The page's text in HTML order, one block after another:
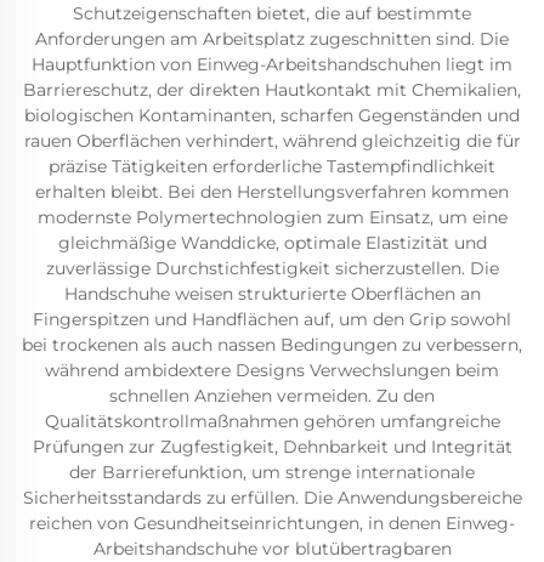
Schutzeigenschaften bietet, die auf bestimmte
Anforderungen am Arbeitsplatz zugeschnitten sind. Die
Hauptfunktion von Einweg-Arbeitshandschuhen liegt im
Barriereschutz, der direkten Hautkontakt mit Chemikalien,
biologischen Kontaminanten, scharfen Gegenständen und
rauen Oberflächen verhindert, während gleichzeitig die für
präzise Tätigkeiten erforderliche Tastempfindlichkeit
erhalten bleibt. Bei den Herstellungsverfahren kommen
modernste Polymertechnologien zum Einsatz, um eine
gleichmäßige Wanddicke, optimale Elastizität und
zuverlässige Durchstichfestigkeit sicherzustellen. Die
Handschuhe weisen strukturierte Oberflächen an
Fingerspitzen und Handflächen auf, um den Grip sowohl
bei trockenen als auch nassen Bedingungen zu verbessern,
während ambidextere Designs Verwechslungen beim
schnellen Anziehen vermeiden. Zu den
Qualitätskontrollmaßnahmen gehören umfangreiche
Prüfungen zur Zugfestigkeit, Dehnbarkeit und Integrität
der Barrierefunktion, um strenge internationale
Sicherheitsstandards zu erfüllen. Die Anwendungsbereiche
reichen von Gesundheitseinrichtungen, in denen Einweg-
Arbeitshandschuhe vor blutübertragbaren